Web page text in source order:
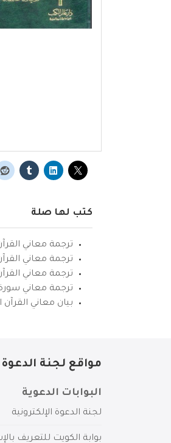
كتب لها صلة
ترجمة معاني
ترجمة معاني
ترجمة معاني
ترجمة معاني سورة
بيان معاني القرآن
مواقع لجنة الدعوة
البوابات الدعوية
لجنة الدعوة الإلكترونية
بوابة الكويت للتعريف